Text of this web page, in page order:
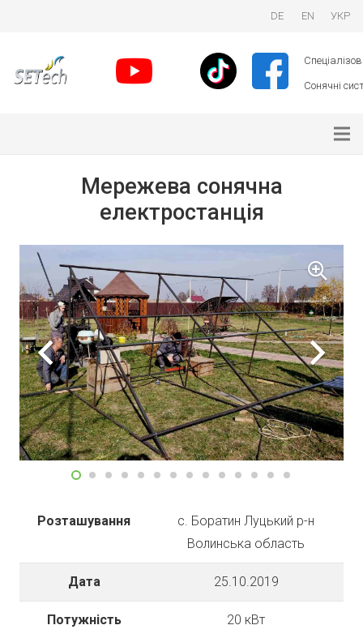
DE EN УКР
Сонячні
Мережева сонячна
електростанція
Розташування
с. Боратин Луцький р-н
Волинська область
Дата 25.10.2019
Потужність 20 кВт